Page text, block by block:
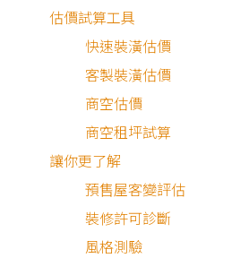
估價試算工具
快速裝潢估價
客製裝潢估價
商空估價
商空租坪試算
讓你更了解
預售屋客變評估
裝修許可診斷
風格測驗
2025.08.29
驗收怕漏水、設計師落跑？
螂！│房市OK嗎？徐佳馨